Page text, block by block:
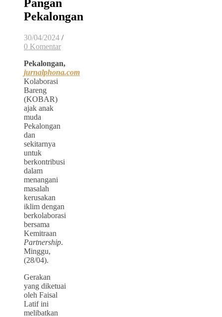
Pangan
Pekalongan
30/04/2024 /
0 Komentar
Pekalongan,
jurnalphona.com
Kolaborasi
Bareng
(KOBAR)
ajak anak
muda
Pekalongan
dan
sekitarnya
untuk
berkontribusi
dalam
menangani
masalah
kerusakan
iklim dengan
berkolaborasi
bersama
Kemitraan
Partnership.
Minggu,
(28/04).
Gerakan
yang diketuai
oleh Faisal
Latif ini
melibatkan